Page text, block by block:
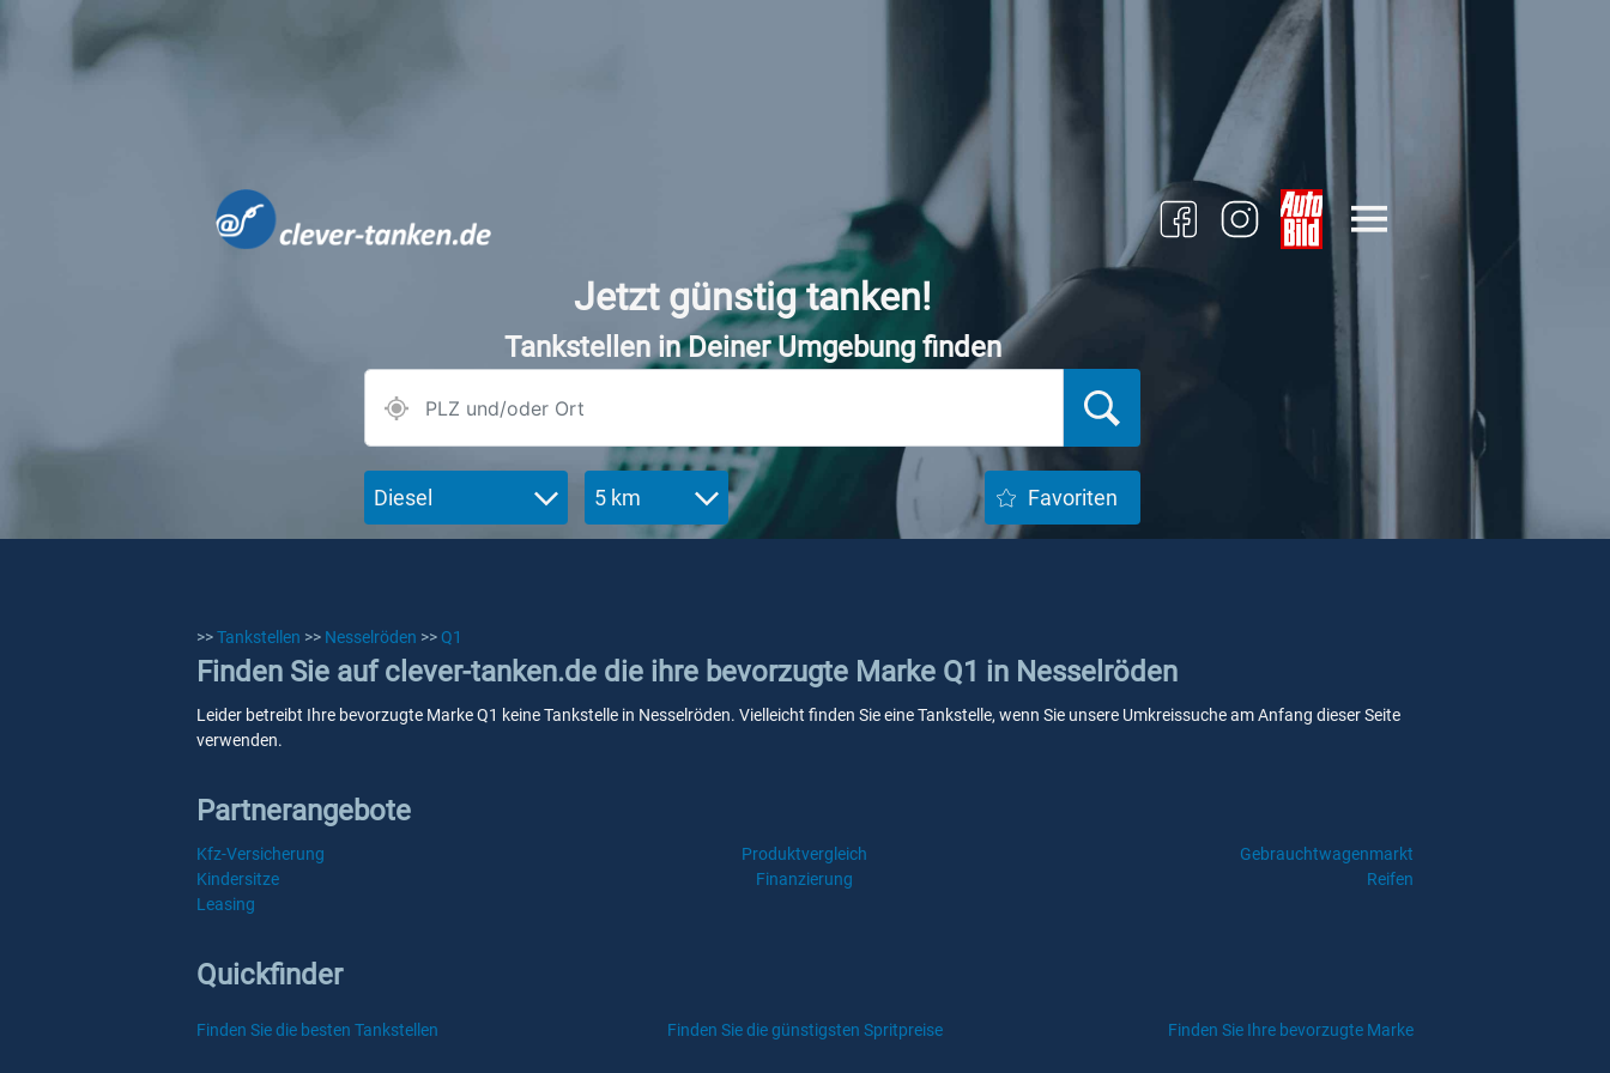
Jetzt günstig tanken!
Tankstellen in Deiner Umgebung finden
Diesel 5 km Favoriten
>>Tankstellen >> Nesselröden >> Q1
Finden Sie auf clever-tanken.de die ihre bevorzugte Marke Q1 in Nesselröden
Leider betreibt Ihre bevorzugte Marke Q1 keine Tankstelle in Nesselröden. Vielleicht finden Sie eine Tankstelle, wenn Sie unsere Umkreissuche am Anfang dieser Seite
verwenden.
Partnerangebote
Kfz-Versicherung Produktvergleich
Gebrauchtwagenmarkt
Kindersitze
Finanzierung
Reifen
Leasing
Quickfinder
Finden Sie die besten Tankstellen Finden Sie die günstigsten Spritpreise Finden Sie Ihre bevorzugte Marke